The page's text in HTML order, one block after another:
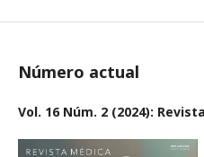
Número actual
Vol. 16 Núm. 2 (2024):